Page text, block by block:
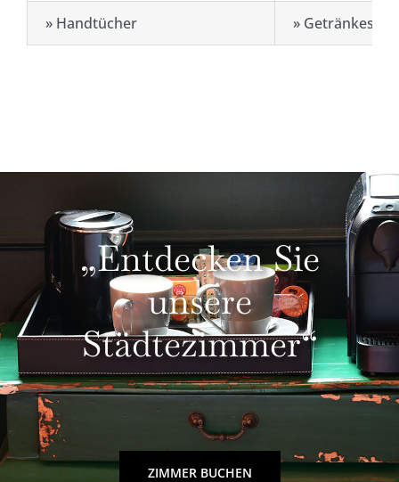
» Handtücher »
„Entdecken Sie
unsere
Städtezimmer“
ZIMMER BUCHEN